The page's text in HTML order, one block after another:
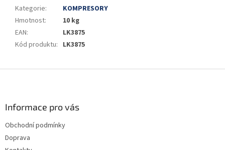
Kategorie:
KOMPRESORY
Hmotnost:
10 kg
EAN:
LK3875
Kód produktu: LK3875
Informace pro vás
Obchodní podmínky
Doprava